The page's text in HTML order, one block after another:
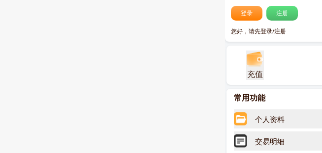
登录 注册
您好，请先登录/注册
充值
常用功能
个人资料
交易明细